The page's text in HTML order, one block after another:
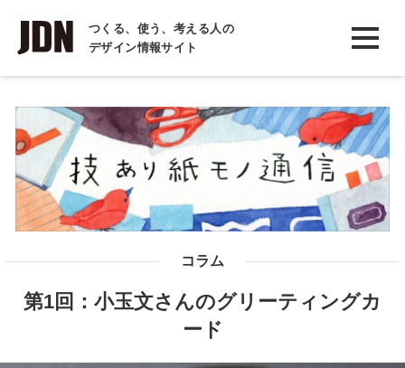
つくる、使う、考える人の
デザイン情報サイト
INTERVIEW
インタビュー
REPORT
レポート
COLUMN
コラム
コラム
第1回：小玉文さんのグリーティングカ
ード